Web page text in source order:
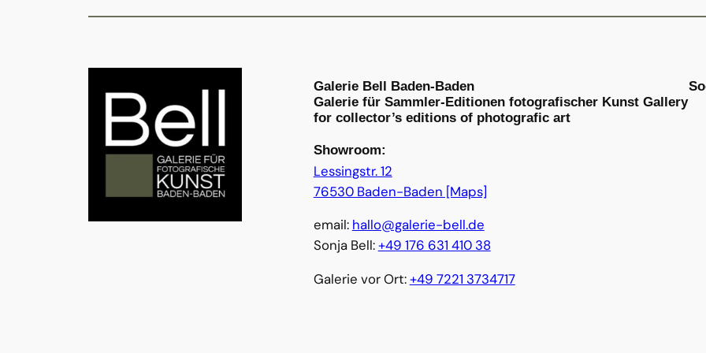
Galerie Bell Baden-Baden
Galerie für Sammler-Editionen fotografischer Kunst Gallery
for collector’s editions of photografic art
Showroom:
Lessingstr. 12
76530 Baden-Baden [Maps]
email: hallo@galerie-bell.de
Sonja Bell:+49 176 631 410 38
Galerie vor Ort:+49 7221 3734717